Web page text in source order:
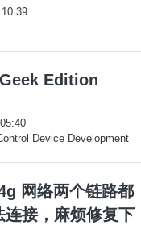
Edition
Device Development
网络两个链路都
接，麻烦修复下